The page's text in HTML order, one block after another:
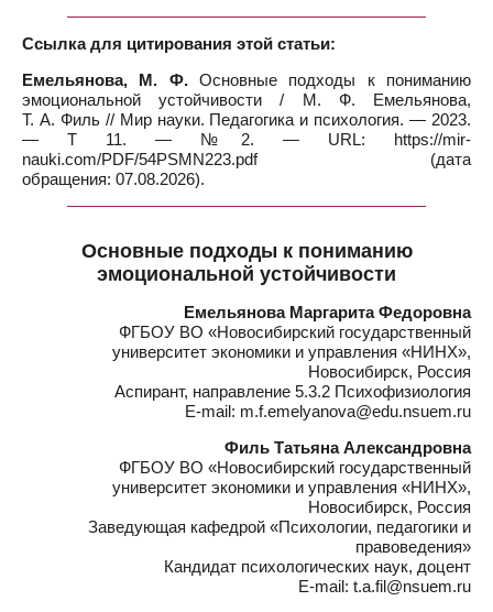
Ссылка для цитирования этой статьи:
Емельянова, М. Ф.Основные подходы к пониманию
эмоциональной устойчивости / М. Ф. Емельянова,
Т. А. Филь // Мир науки. Педагогика и психология. — 2023.
— Т 11. — №2. — URL: https://mir-
nauki.com/PDF/54PSMN223.pdf (дата
обращения: 07.08.2026).
Основные подходы к пониманию
эмоциональной устойчивости
Емельянова Маргарита Федоровна
ФГБОУ ВО «Новосибирский государственный
университет экономики и управления «НИНХ»,
Новосибирск, Россия
Аспирант, направление 5.3.2 Психофизиология
E-mail: m.f.emelyanova@edu.nsuem.ru
Филь Татьяна Александровна
ФГБОУ ВО «Новосибирский государственный
университет экономики и управления «НИНХ»,
Новосибирск, Россия
Заведующая кафедрой «Психологии, педагогики и
правоведения»
Кандидат психологических наук, доцент
E-mail: t.a.fil@nsuem.ru